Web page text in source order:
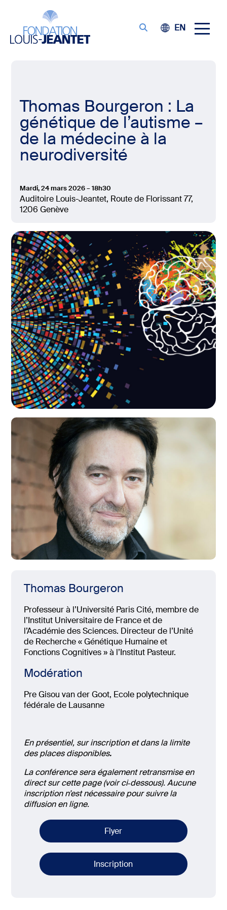
EN
Thomas Bourgeron : La
génétique de l’autisme –
de la médecine à la
neurodiversité
Mardi, 24 mars 2026 – 18h30
Auditoire Louis-Jeantet, Route de Florissant 77,
1206 Genève
Thomas Bourgeron
Professeur à l’Université Paris Cité, membre de
l’Institut Universitaire de France et de
l’Académie des Sciences. Directeur de l’Unité
de Recherche « Génétique Humaine et
Fonctions Cognitives » à l’Institut Pasteur.
Modération
Pre Gisou van der Goot, Ecole polytechnique
fédérale de Lausanne
En présentiel, sur inscription et dans la limite
des places disponibles.
La conférence sera également retransmise en
direct sur cette page (voir ci‑dessous). Aucune
inscription n’est nécessaire pour suivre la
diffusion en ligne.
Flyer
Inscription